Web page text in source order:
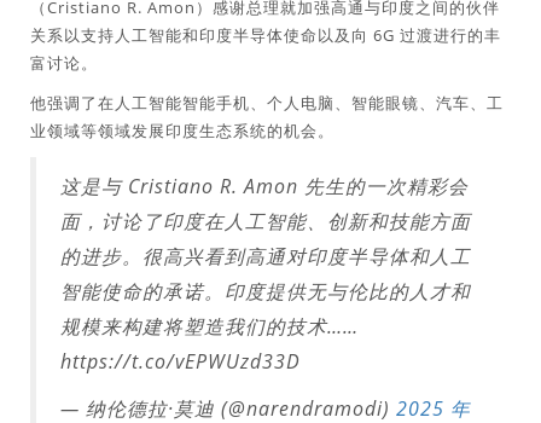
（Cristiano R. Amon）感谢总理就加强高通与印度之间的伙伴
关系以支持人工智能和印度半导体使命以及向 6G 过渡进行的丰
富讨论。
他强调了在人工智能智能手机、个人电脑、智能眼镜、汽车、工
业领域等领域发展印度生态系统的机会。
这是与 Cristiano R. Amon 先生的一次精彩会
面，讨论了印度在人工智能、创新和技能方面
的进步。很高兴看到高通对印度半导体和人工
智能使命的承诺。印度提供无与伦比的人才和
规模来构建将塑造我们的技术……
https://t.co/vEPWUzd33D
— 纳伦德拉·莫迪 (@narendramodi) 2025 年